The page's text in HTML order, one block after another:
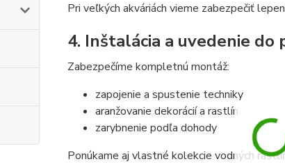
Pri veľkých akváriách vieme zabezpečiť
4. Inštalácia a uvedenie do
Zabezpečíme kompletnú montáž:
zapojenie a spustenie techniky
aranžovanie dekorácií a rastlín
zarybnenie podľa dohody
Ponúkame aj vlastné kolekcie vodných